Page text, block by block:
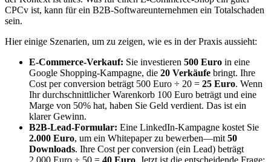
CPCv ist, kann für ein B2B-Softwareunternehmen ein Totalschaden
sein.
Hier einige Szenarien, um zu zeigen, wie es in der Praxis aussieht:
E-Commerce-Verkauf: Sie investieren 500 Euro in eine
Google Shopping-Kampagne, die 20 Verkäufe bringt. Ihre
Cost per conversion beträgt 500 Euro ÷ 20 = 25 Euro. Wenn
Ihr durchschnittlicher Warenkorb 100 Euro beträgt und eine
Marge von 50% hat, haben Sie Geld verdient. Das ist ein
klarer Gewinn.
B2B-Lead-Formular: Eine LinkedIn-Kampagne kostet Sie
2.000 Euro, um ein Whitepaper zu bewerben—mit 50
Downloads. Ihre Cost per conversion (ein Lead) beträgt